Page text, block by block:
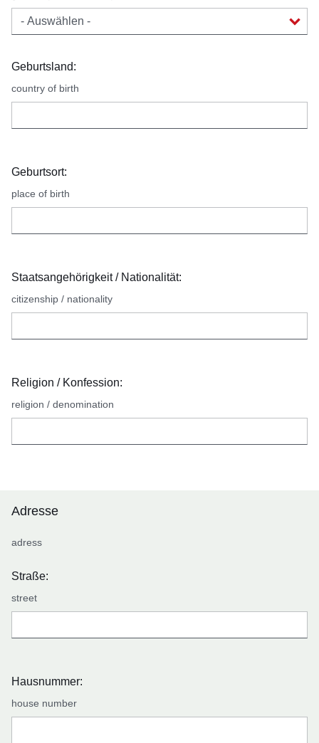
Geburtsland:
country of birth
Geburtsort:
place of birth
Staatsangehörigkeit / Nationalität:
citizenship / nationality
Religion / Konfession:
religion / denomination
Adresse
adress
Straße:
street
Hausnummer:
house number